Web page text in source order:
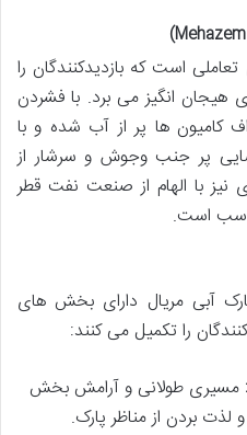
است که بازدیدکنندگان را
هیجان انگیز می برد. با فشردن
کامیون ها پر از آب شده و با
پر جنب وجوش و سرشار از
نیز با الهام از صنعت نفت قطر
است.
آبی مریال دارای بخش های
را تکمیل می کنند:
مسیری طولانی و آرامش بخش
بردن از مناظر پارک.